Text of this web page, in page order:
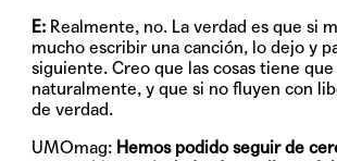
E: Realmente, no. La verdad es que si
mucho escribir una canción, lo dejo y
siguiente. Creo que las cosas tiene
naturalmente, y que si no fluyen con
de verdad.
UMOmag: Hemos podido seguir de